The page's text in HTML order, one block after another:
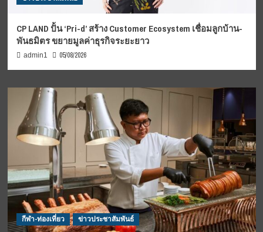
CP LAND ปั้น ‘Pri-d’ สร้าง Customer Ecosystem เชื่อมลูกบ้าน-
พันธมิตร ขยายมูลค่าธุรกิจระยะยาว
admin1 05/08/2026
กีฬา-ท่องเที่ยว ข่าวประชาสัมพันธ์